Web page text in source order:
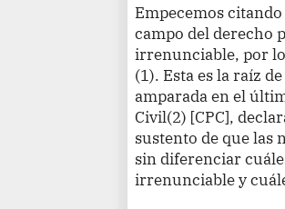
Empecemos
campo del derecho
irrenunciable, por lo
(1). Esta es la raíz
amparada en el
Civil(2) [CPC],
sustento de que las
sin diferenciar
irrenunciable y